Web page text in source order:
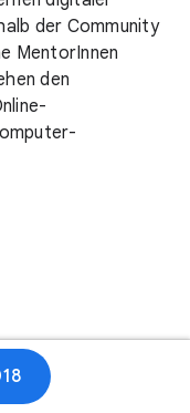
der Community
MentorInnen
den